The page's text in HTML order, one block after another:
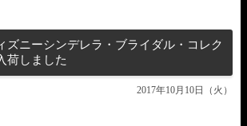
ズニーシンデレラ・ブライダル・コレク
荷しました
2017年10月10日（火）